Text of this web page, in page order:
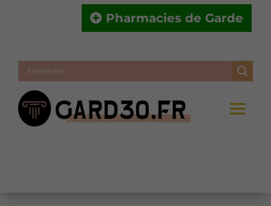
Pharmacies de Garde